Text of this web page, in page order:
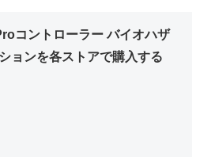
コントローラー バイオハザ
ョンを各ストアで購入する